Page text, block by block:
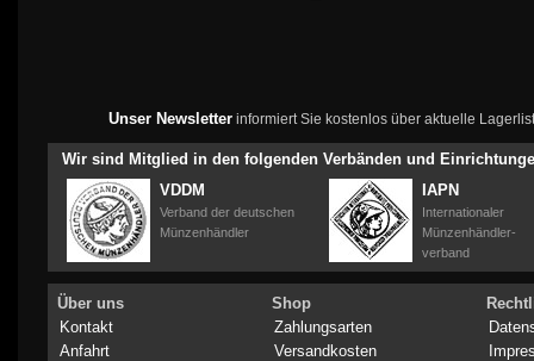
Unser Newsletterinformiert Sie kostenlos über aktuelle
Wir sind Mitglied in den folgenden Verbänden und
VDDM
Verband der deutschen
Münzenhändler
IAPN
Internationaler
Münzenhändler-
verband
Über uns
Kontakt
Anfahrt
Shop
Zahlungsarten
Versandkosten